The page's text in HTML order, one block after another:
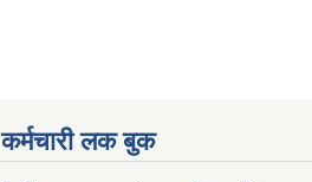
कर्मचारी लक बुक